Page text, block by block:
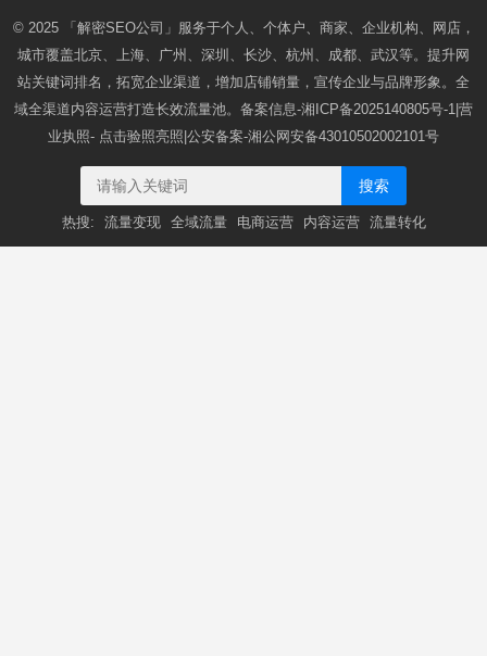
© 2025 「解密SEO公司」 服务于个人、个体户、商家、企业机构、网店，
城市覆盖北京、上海、广州、深圳、长沙、杭州、成都、武汉等。提升网
站关键词排名，拓宽企业渠道，增加店铺销量，宣传企业与品牌形象。全
域全渠道内容运营打造长效流量池。备案信息-湘ICP备2025140805号-1 |营
业执照- 点击验照亮照 |公安备案-湘公网安备43010502002101号
搜索
热搜: 流量变现 全域流量 电商运营 内容运营 流量转化